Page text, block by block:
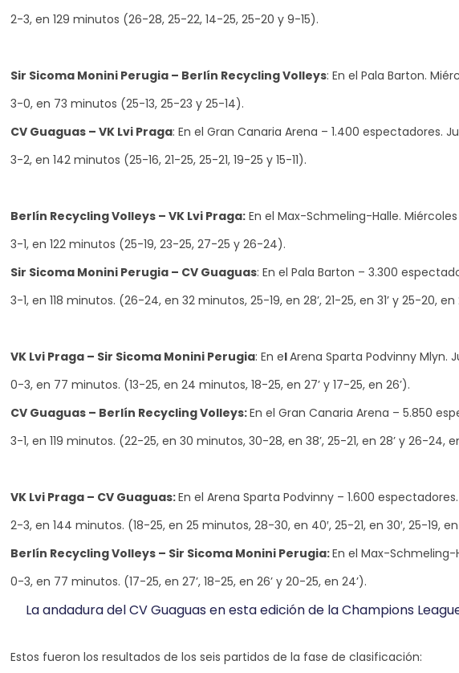
2-3, en 129 minutos (26-28, 25-22, 14-25, 25-20 y 9-15).
Sir Sicoma Monini Perugia – Berlín Recycling Volleys: En el Pala Barton.
3-0, en 73 minutos (25-13, 25-23 y 25-14).
CV Guaguas – VK Lvi Praga: En el Gran Canaria Arena – 1.400 espectadores.
3-2, en 142 minutos (25-16, 21-25, 25-21, 19-25 y 15-11).
Berlín Recycling Volleys – VK Lvi Praga: En el Max-Schmeling-Halle.
3-1, en 122 minutos (25-19, 23-25, 27-25 y 26-24).
Sir Sicoma Monini Perugia – CV Guaguas: En el Pala Barton – 3.300
3-1, en 118 minutos. (26-24, en 32 minutos, 25-19, en 28’, 21-25, en 31’ y 25-20, en
VK Lvi Praga – Sir Sicoma Monini Perugia: En elArena Sparta Podvinny Mlyn.
0-3, en 77 minutos. (13-25, en 24 minutos, 18-25, en 27’ y 17-25, en 26’).
CV Guaguas – Berlín Recycling Volleys:En el Gran Canaria Arena – 5.850
3-1, en 119 minutos. (22-25, en 30 minutos, 30-28, en 38’, 25-21, en 28’ y 26-24,
VK Lvi Praga – CV Guaguas:En el Arena Sparta Podvinny – 1.600
2-3, en 144 minutos. (18-25, en 25 minutos, 28-30, en 40′, 25-21, en 30′, 25-19, en
Berlín Recycling Volleys – Sir Sicoma Monini Perugia:En el Max-Schmeling-
0-3, en 77 minutos. (17-25, en 27’, 18-25, en 26’ y 20-25, en 24’).
La andadura del CV Guaguas en esta edición de la Champions
Estos fueron los resultados de los seis partidos de la fase de clasificación: